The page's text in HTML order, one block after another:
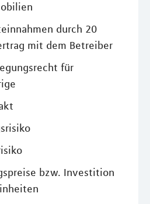
durch 20
mit dem Betreiber
für
bzw. Investition